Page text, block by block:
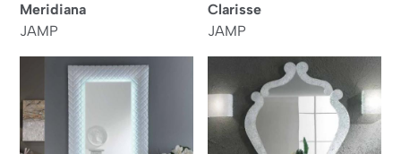
Meridiana
JAMP
Clarisse
JAMP